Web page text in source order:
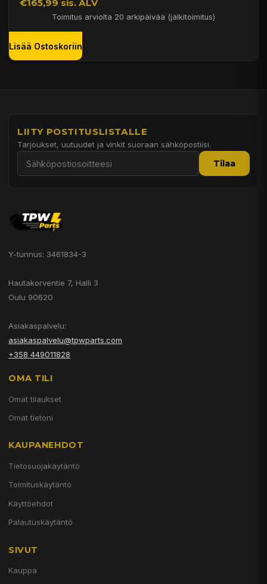
€165,99 sis. ALV
Toimitus arviolta 20 arkipäivää (jälkitoimitus)
Lisää Ostoskoriin
LIITY POSTITUSLISTALLE
Tarjoukset, uutuudet ja vinkit suoraan sähköpostiisi.
Tilaa
Y-tunnus: 3461834-3
Hautakorventie 7, Halli 3
Oulu 90620
Asiakaspalvelu:
asiakaspalvelu@tpwparts.com
+358 449011828
OMA TILI
Omat tilaukset
Omat tietoni
KAUPANEHDOT
Tietosuojakäytäntö
Toimituskäytäntö
Käyttöehdot
Palautuskäytäntö
SIVUT
Kauppa